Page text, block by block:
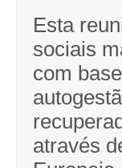
Esta
sociais
com
através